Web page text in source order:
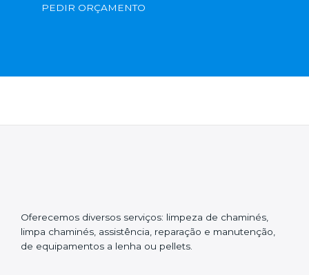
PEDIR ORÇAMENTO
Oferecemos diversos serviços: limpeza de chaminés,
limpa chaminés, assistência, reparação e manutenção,
de equipamentos a lenha ou pellets.